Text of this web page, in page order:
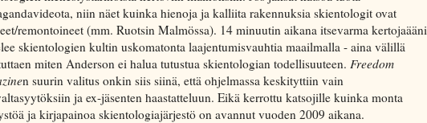
niin näet kuinka hienoja ja kalliita rakennuksia skientologit ovat
remontoineet (mm. Ruotsin Malmössa). 14 minuutin aikana itsevarma kertojaääni
skientologien kultin uskomatonta laajentumisvauhtia maailmalla - aina välillä
miten Anderson ei halua tutustua skientologian todellisuuteen. Freedom
n suurin valitus onkin siis siinä, että ohjelmassa keskityttiin vain
ja ex-jäsenten haastatteluun. Eikä kerrottu katsojille kuinka monta
ja kirjapainoa skientologiajärjestö on avannut vuoden 2009 aikana.